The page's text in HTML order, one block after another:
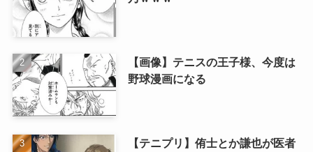
【画像】テニスの王子様、今度は
野球漫画になる
【テニプリ】侑士とか謙也が医者